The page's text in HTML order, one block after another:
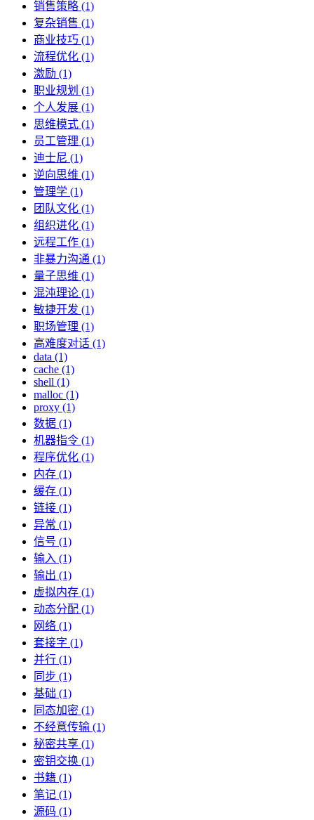
销售策略 (1)
复杂销售 (1)
商业技巧 (1)
流程优化 (1)
激励 (1)
职业规划 (1)
个人发展 (1)
思维模式 (1)
员工管理 (1)
迪士尼 (1)
逆向思维 (1)
管理学 (1)
团队文化 (1)
组织进化 (1)
远程工作 (1)
非暴力沟通 (1)
量子思维 (1)
混沌理论 (1)
敏捷开发 (1)
职场管理 (1)
高难度对话 (1)
data (1)
cache (1)
shell (1)
malloc (1)
proxy (1)
数据 (1)
机器指令 (1)
程序优化 (1)
内存 (1)
缓存 (1)
链接 (1)
异常 (1)
信号 (1)
输入 (1)
输出 (1)
虚拟内存 (1)
动态分配 (1)
网络 (1)
套接字 (1)
并行 (1)
同步 (1)
基础 (1)
同态加密 (1)
不经意传输 (1)
秘密共享 (1)
密钥交换 (1)
书籍 (1)
笔记 (1)
源码 (1)